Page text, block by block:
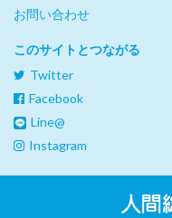
お問い合わせ
このサイトとつながる
Twitter
Facebook
Line@
Instagram